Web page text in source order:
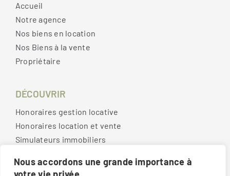
Nous accordons une grande importance à
Accueil
Notre agence
Nos biens en location
Nos Biens à la vente
Propriétaire
DÉCOUVRIR
Honoraires gestion locative
Honoraires location et vente
Simulateurs immobiliers